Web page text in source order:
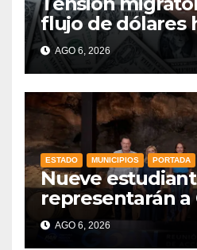
flujo de dólares
municipios de
AGO 6, 2026
ESTADO MUNICIPIOS PORTADA
Nueve
representarán a
en la Olimpiada
Matemáticas
AGO 6, 2026